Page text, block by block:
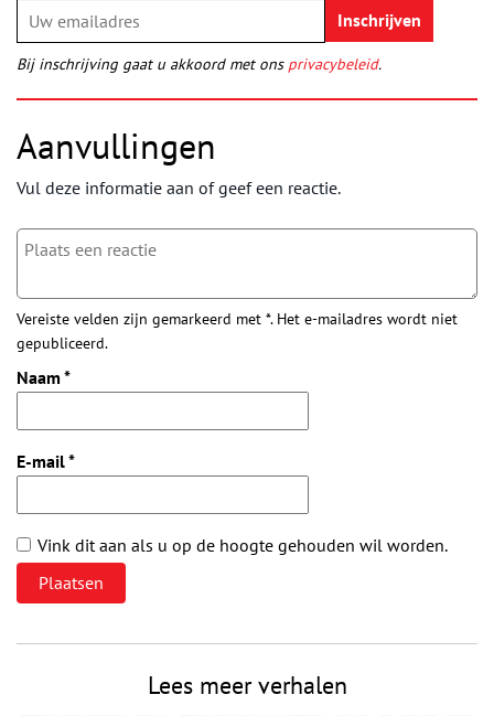
Bij inschrijving gaat u akkoord met ons privacybeleid.
Aanvullingen
Vul deze informatie aan of geef een reactie.
Vereiste velden zijn gemarkeerd met *. Het e-mailadres wordt niet
gepubliceerd.
Naam *
E-mail*
Vink dit aan als u op de hoogte gehouden wil worden.
Lees meer verhalen